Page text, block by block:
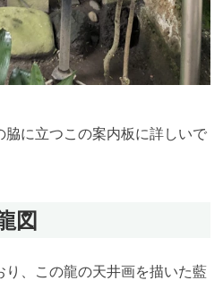
に立つこの案内板に詳しいで
図
、この龍の天井画を描いた藍